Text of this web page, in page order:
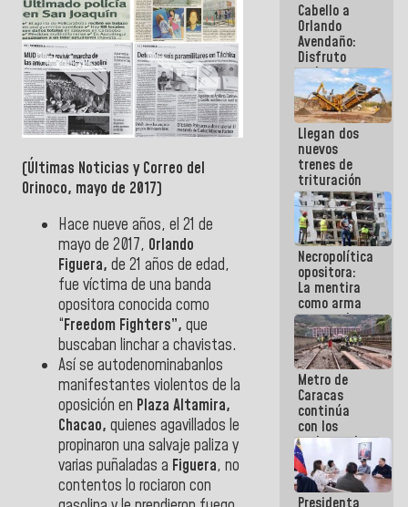
(Últimas Noticias y Correo del
Orinoco, mayo de 2017)
Hace nueve años, el 21 de
mayo de 2017, Orlando
Figuera, de 21 años de edad,
fue víctima de una banda
opositora conocida como
“Freedom Fighters”, que
buscaban linchar a chavistas.
Así se autodenominabanlos
manifestantes violentos de la
oposición en Plaza Altamira,
Chacao, quienes agavillados le
propinaron una salvaje paliza y
varias puñaladas a Figuera, no
contentos lo rociaron con
Cabello a
Orlando
Avendaño:
Disfruto
cada vez
que escribes
porque lo
que haces
es
embarrarla
Llegan dos
nuevos
trenes de
trituración
para
optimizar
manejo de
escombros
en La Guaira
Necropolítica
opositora:
La mentira
como arma
contra el
Pueblo
Metro de
Caracas
continúa
con los
trabajos de
mantenimiento
e inspección
en la Línea 2